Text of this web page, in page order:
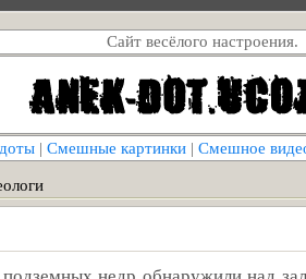
Сайт весёлого настроения.
| Смешные картинки | Смешное